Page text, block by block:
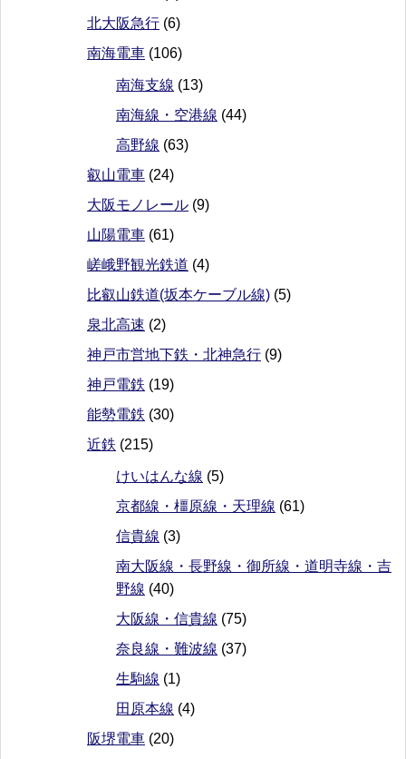
北大阪急行 (6)
南海電車 (106)
南海支線 (13)
南海線・空港線 (44)
高野線 (63)
叡山電車 (24)
大阪モノレール (9)
山陽電車 (61)
嵯峨野観光鉄道 (4)
比叡山鉄道(坂本ケーブル線) (5)
泉北高速 (2)
神戸市営地下鉄・北神急行 (9)
神戸電鉄 (19)
能勢電鉄 (30)
近鉄 (215)
けいはんな線 (5)
京都線・橿原線・天理線 (61)
信貴線 (3)
南大阪線・長野線・御所線・道明寺線・吉
野線 (40)
大阪線・信貴線 (75)
奈良線・難波線 (37)
生駒線 (1)
田原本線 (4)
阪堺電車 (20)